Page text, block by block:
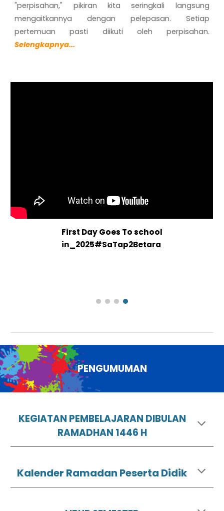
"perpisahan," pikiran kita seringkali langsung
mengaitkannya dengan pelepasan. Setiap
pertemuan pasti diikuti oleh perpisahan.
Selengkapnya...
First Day Goes To school
in_2025#SaTap2Betara
PENGUMUMAN
KEGIATAN PEMBELAJARAN DIBULAN
RAMADHAN 1446 H
Kalender Ramadan Peserta Didik